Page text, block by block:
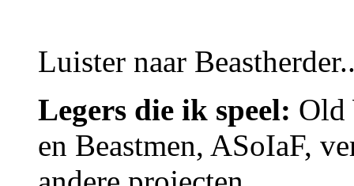
Luister naar
Legers die ik speel: Old
en Beastmen, ASoIaF,